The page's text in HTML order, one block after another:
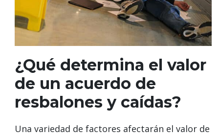
¿Qué determina el valor
de un acuerdo de
resbalones y caídas?
Una variedad de factores afectarán el valor de